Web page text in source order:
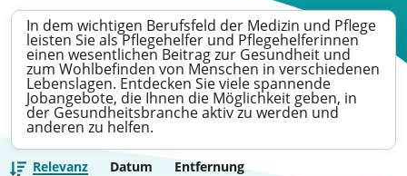
In dem wichtigen Berufsfeld der Medizin und Pflege
leisten Sie als Pflegehelfer und Pflegehelferinnen
einen wesentlichen Beitrag zur Gesundheit und
zum Wohlbefinden von Menschen in verschiedenen
Lebenslagen. Entdecken Sie viele spannende
Jobangebote, die Ihnen die Möglichkeit geben, in
der Gesundheitsbranche aktiv zu werden und
anderen zu helfen.
Relevanz Datum Entfernung